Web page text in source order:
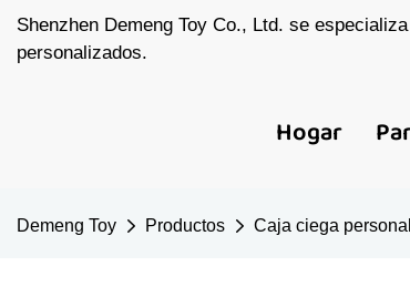
Shenzhen Demeng Toy Co., Ltd. se
personalizados.
Hogar
Demeng Toy Productos Caja ciega